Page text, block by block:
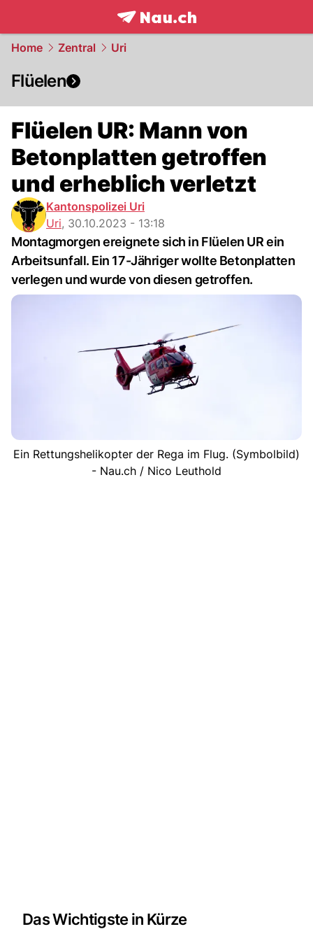
frontpage.NAU.ch
Home Zentral Uri
Flüelen
Flüelen UR: Mann von
Betonplatten getroffen
und erheblich verletzt
Kantonspolizei Uri
Uri, 30.10.2023 - 13:18
Montagmorgen ereignete sich in Flüelen UR ein
Arbeitsunfall. Ein 17-Jähriger wollte Betonplatten
verlegen und wurde von diesen getroffen.
Ein Rettungshelikopter der Rega im Flug. (Symbolbild)
- Nau.ch / Nico Leuthold
Das Wichtigste in Kürze